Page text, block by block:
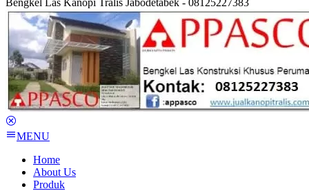
Bengkel Las Kanopi Tralis Jabodetabek - 08125227383
MENU
Home
About Us
Produk